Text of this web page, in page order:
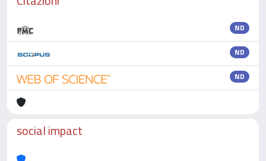
ND
ND
ND
social impact